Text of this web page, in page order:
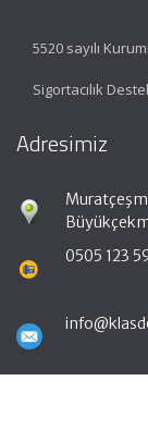
5520 sayılı
Sigortacılık
Adresimiz
0505 123